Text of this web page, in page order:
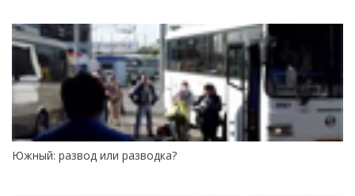
Южный: развод или разводка?